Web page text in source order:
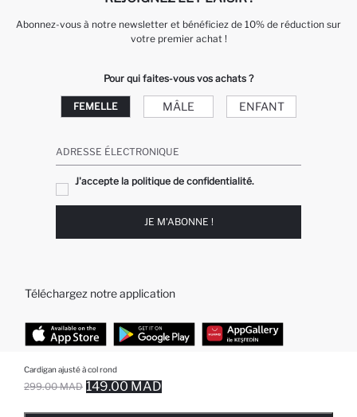
Cardigan ajusté à col rond
299.00 MAD 149.00 MAD
Abonnez-vous à notre newsletter et bénéficiez de 10% de réduction sur
votre premier achat !
Pour qui faites-vous vos achats ?
FEMELLE MÂLE ENFANT
ADRESSE ÉLECTRONIQUE
J'accepte la politique de confidentialité.
JE M'ABONNE !
Téléchargez notre application
TOP CATÉGORIES